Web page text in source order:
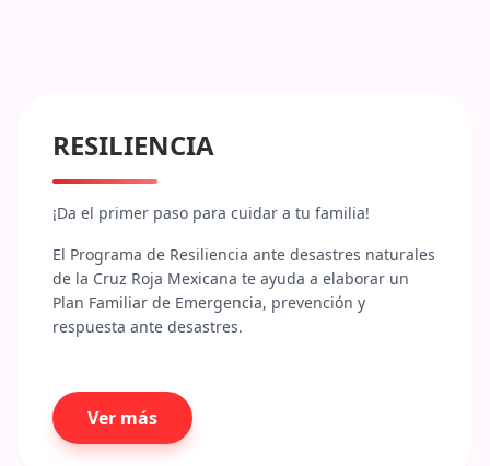
medios de vida de la población ante la ocurrencia
de emergencias y desastres ocasionados por
fenómenos naturales.
RESILIENCIA
¡Da el primer paso para cuidar a tu familia!
El Programa de Resiliencia ante desastres naturales
de la Cruz Roja Mexicana te ayuda a elaborar un
Plan Familiar de Emergencia, prevención y
respuesta ante desastres.
Ver más